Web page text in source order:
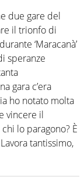
due gare del
il trionfo di
‘Maracanà’
speranze
gara c’era
ho notato molta
vincere il
lo paragono? È
tantissimo,